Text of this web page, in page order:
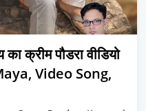
क्रीम पौडरा वीडियो
Video Song,